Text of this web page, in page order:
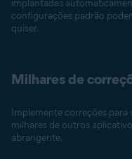
implantadas
configurações padrão
quiser.
Milhares de
Implemente correções para
milhares de outros
abrangente.